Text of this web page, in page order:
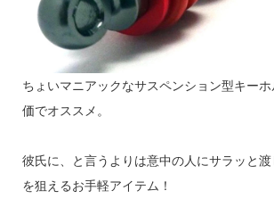
ちょいマニアックなサスペンション型キー
価でオススメ。
彼氏に、と言うよりは意中の人にサラッと
を狙えるお手軽アイテム！